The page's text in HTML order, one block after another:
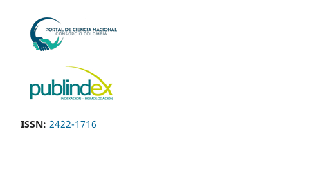
ISSN: 2422-1716